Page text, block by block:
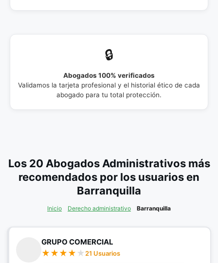
🔒
Abogados 100% verificados
Validamos la tarjeta profesional y el historial ético de cada
abogado para tu total protección.
Los 20 Abogados Administrativos más
recomendados por los usuarios en
Barranquilla
Inicio Derecho administrativo Barranquilla
GRUPO COMERCIAL
21 Usuarios